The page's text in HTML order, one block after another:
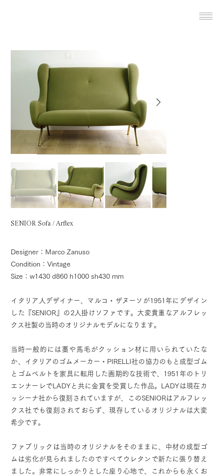
SENIOR Sofa / Arflex
Designer：Marco Zanuso
Condition：Vintage
Size：w1430 d860 h1000 sh430 mm
イタリア人デザイナー、マルコ・ザヌーソが1951年にデザイン
した『SENIOR』の2人掛けソファです。大変貴重なアルフレッ
クス社製の当時のオリジナルモデルになります。
当時一般的には藁や馬毛がクッション材に用いられていたな
か、イタリアのゴムメーカー・PIRELLI社の協力のもと成型ゴム
とゴムベルトを家具に転用した画期的な技術で、1951年のトリ
エンナーレでLADYと共に金賞を受賞した作品。LADYは現在カ
ッシーナ社から復刻されていますが、このSENIORはアルフレッ
クス社でも復刻されておらず、現存しているオリジナルは大変
希少です。
ファブリックは当時のオリジナルをそのままに、中材の成型ゴ
ムは劣化が見られましたのですべてウレタンで新たに張り替え
ました。非常にしっかりとした座り心地で、これからも永くお